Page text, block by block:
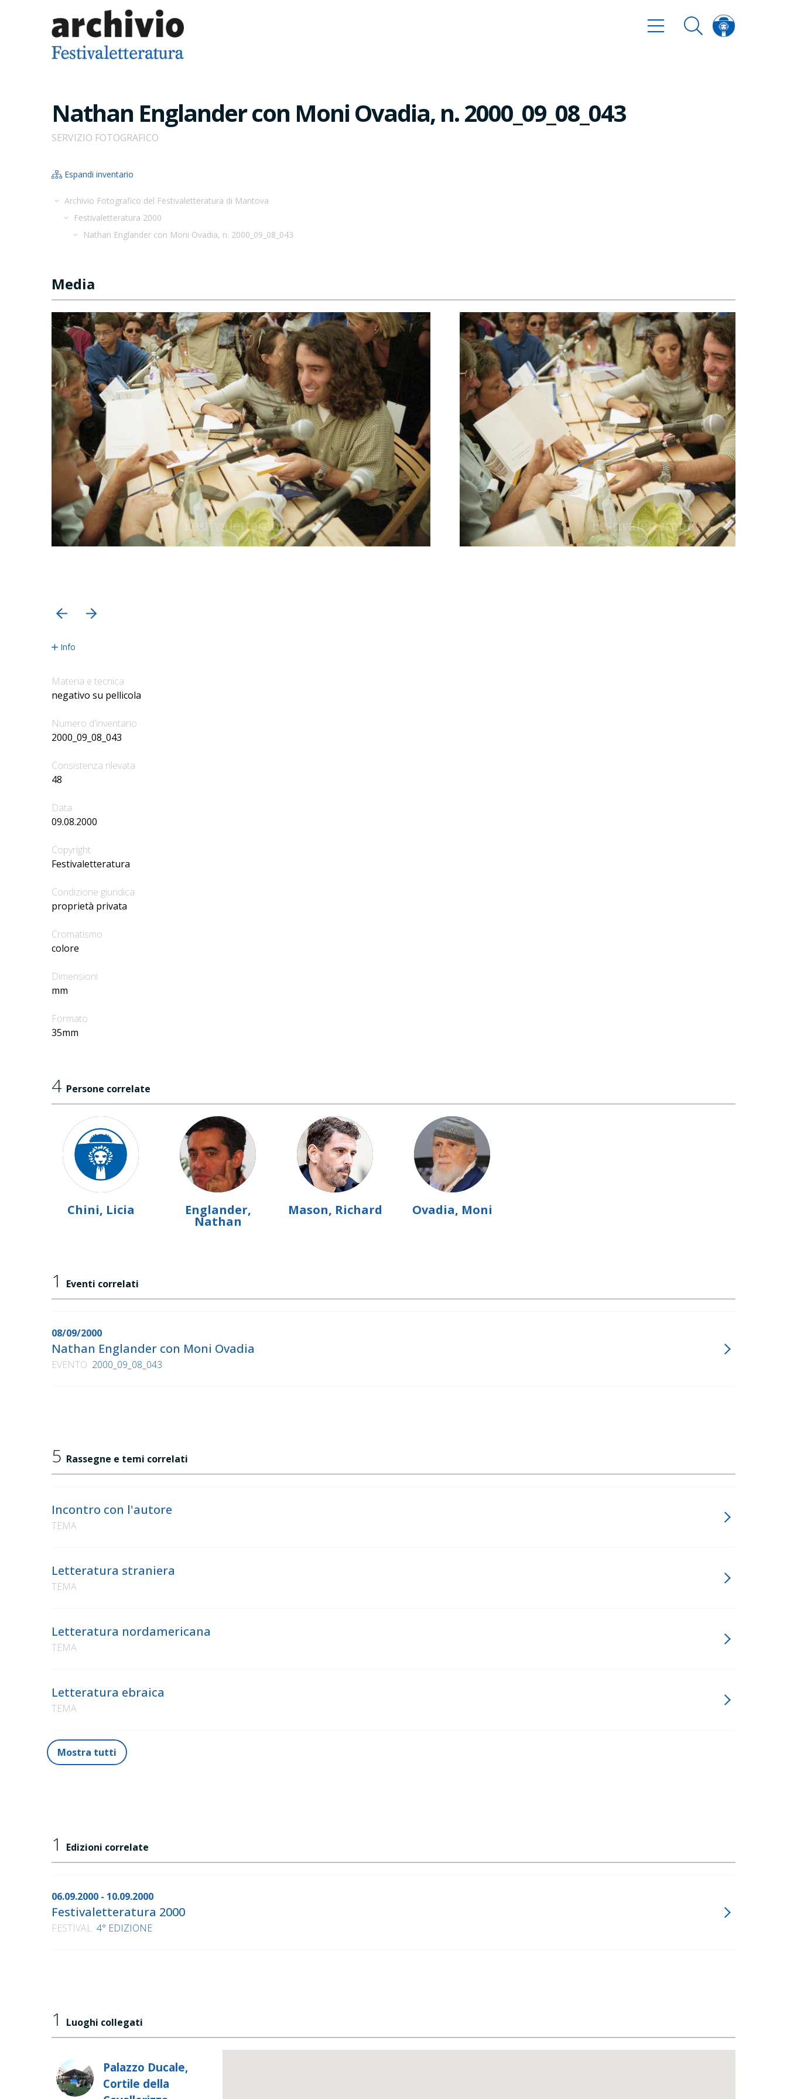
Nathan Englander con Moni Ovadia, n. 2000_09_08_043
SERVIZIO FOTOGRAFICO
Espandi inventario
Archivio Fotografico del Festivaletteratura di Mantova
Festivaletteratura 2000
Nathan Englander con Moni Ovadia, n. 2000_09_08_043
Media
Info
Materia e tecnica
negativo su pellicola
Numero d'inventario
2000_09_08_043
Consistenza rilevata
48
Data
09.08.2000
Copyright
Festivaletteratura
Condizione giuridica
proprietà privata
Cromatismo
colore
Dimensioni
mm
Formato
35mm
4 Persone correlate
Chini, Licia Englander,
Nathan
Mason, Richard Ovadia, Moni
1 Eventi correlati
08/09/2000
Nathan Englander con Moni Ovadia
EVENTO 2000_09_08_043
5 Rassegne e temi correlati
Incontro con l'autore
TEMA
Letteratura straniera
TEMA
Letteratura nordamericana
TEMA
Letteratura ebraica
TEMA
Mostra tutti
1 Edizioni correlate
06.09.2000 - 10.09.2000
Festivaletteratura 2000
FESTIVAL 4° EDIZIONE
1 Luoghi collegati
Palazzo Ducale,
Cortile della